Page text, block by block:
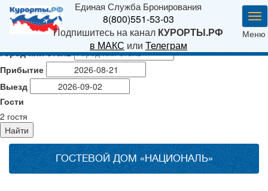
Единая Служба Бронирования
8(800)551-53-03
Подпишитесь на канал КУРОРТЫ.РФ
в МАКС или Телеграм
Меню
Город или отель
Прибытие
Выезд
Гости
2 гостя
Найти
ГОСТЕВОЙ ДОМ «НАЦИОНАЛЬ»